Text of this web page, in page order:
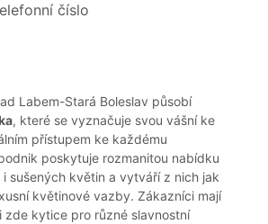
číslo
Labem-Stará Boleslav působí
, které se vyznačuje svou vášní ke
přístupem ke každému
poskytuje rozmanitou nabídku
sušených květin a vytváří z nich jak
květinové vazby. Zákazníci mají
zde kytice pro různé slavnostní